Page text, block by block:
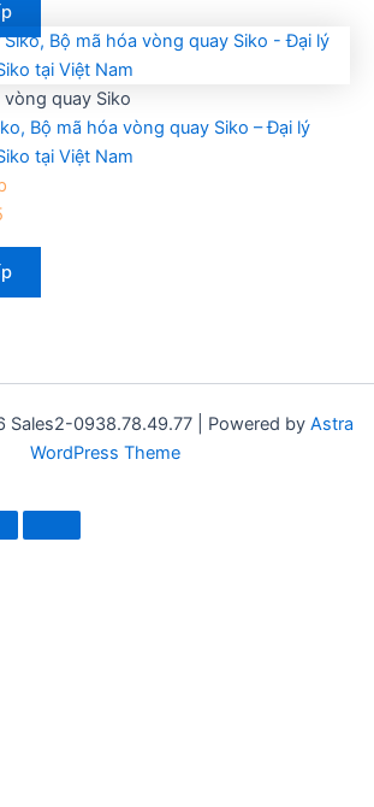
vòng quay Siko
Bộ mã hóa vòng quay Siko – Đại lý
tại Việt Nam
0938.78.49.77 | Powered by Astra
WordPress Theme